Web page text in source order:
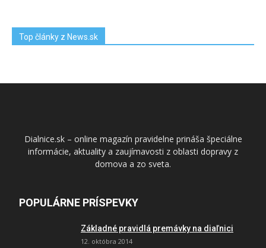
Top články z News.sk
Dialnice.sk – online magazín pravidelne prináša špeciálne
informácie, aktuality a zaujímavosti z oblasti dopravy z
domova a zo sveta.
POPULÁRNE PRÍSPEVKY
Základné pravidlá premávky na diaľnici
12. októbra 2014